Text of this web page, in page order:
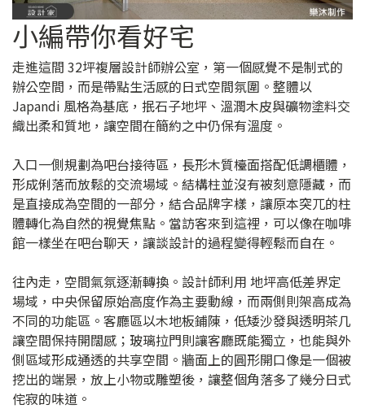
小編帶你看好宅
走進這間 32坪複層設計師辦公室，第一個感覺不是制式的
辦公空間，而是帶點生活感的日式空間氛圍。整體以
Japandi 風格為基底，抿石子地坪、溫潤木皮與礦物塗料交
織出柔和質地，讓空間在簡約之中仍保有溫度。
入口一側規劃為吧台接待區，長形木質檯面搭配低調櫃體，
形成俐落而放鬆的交流場域。結構柱並沒有被刻意隱藏，而
是直接成為空間的一部分，結合品牌字樣，讓原本突兀的柱
體轉化為自然的視覺焦點。當訪客來到這裡，可以像在咖啡
館一樣坐在吧台聊天，讓談設計的過程變得輕鬆而自在。
往內走，空間氣氛逐漸轉換。設計師利用 地坪高低差界定
場域，中央保留原始高度作為主要動線，而兩側則架高成為
不同的功能區。客廳區以木地板鋪陳，低矮沙發與透明茶几
讓空間保持開闊感；玻璃拉門則讓客廳既能獨立，也能與外
側區域形成通透的共享空間。牆面上的圓形開口像是一個被
挖出的端景，放上小物或雕塑後，讓整個角落多了幾分日式
侘寂的味道。